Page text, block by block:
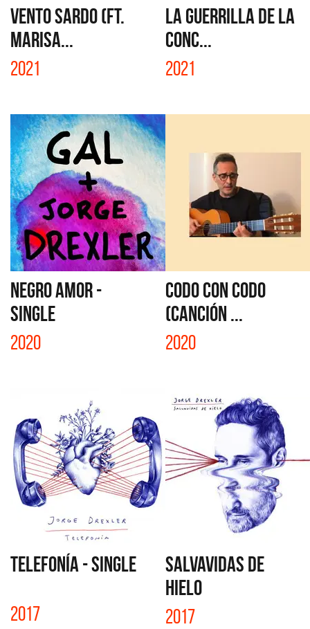
VENTO SARDO (FT.
MARISA...
2021
LA GUERRILLA DE LA
CONC...
2021
NEGRO AMOR -
SINGLE
2020
CODO CON CODO
(CANCIÓN ...
2020
TELEFONÍA - SINGLE
2017
SALVAVIDAS DE
HIELO
2017